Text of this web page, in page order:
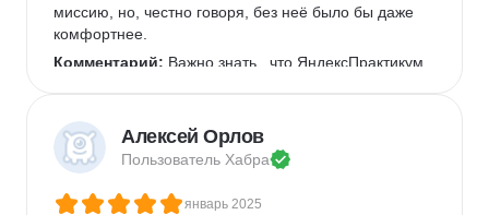
миссию, но, честно говоря, без неё было бы даже
комфортнее.
Комментарий: Важно знать , что ЯндексПрактикум
Алексей Орлов
Пользователь Хабра
январь 2025